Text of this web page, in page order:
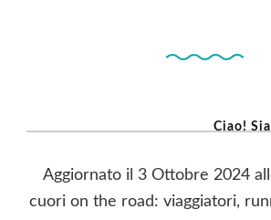
Ciao!
Aggiornato il 3 Ottobre 2024
cuori on the road: viaggiatori,